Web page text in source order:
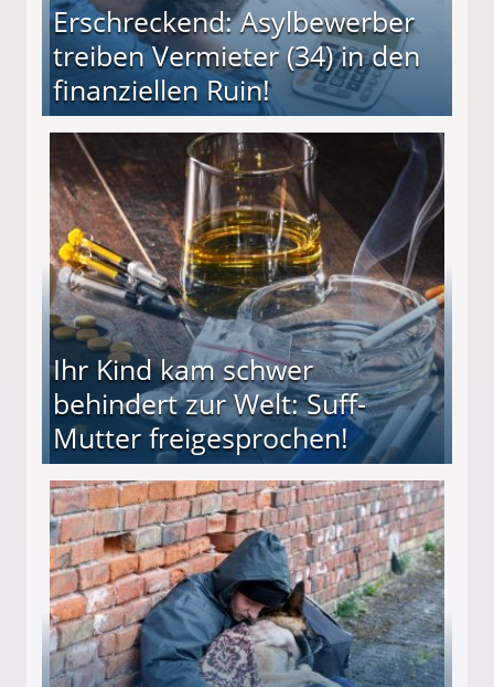
Erschreckend: Asylbewerber
treiben Vermieter (34) in den
finanziellen Ruin!
(34) in den finanziellen Ruin!
Ihr Kind kam schwer
behindert zur Welt: Suff-
Mutter freigesprochen!
Mutter freigesprochen!